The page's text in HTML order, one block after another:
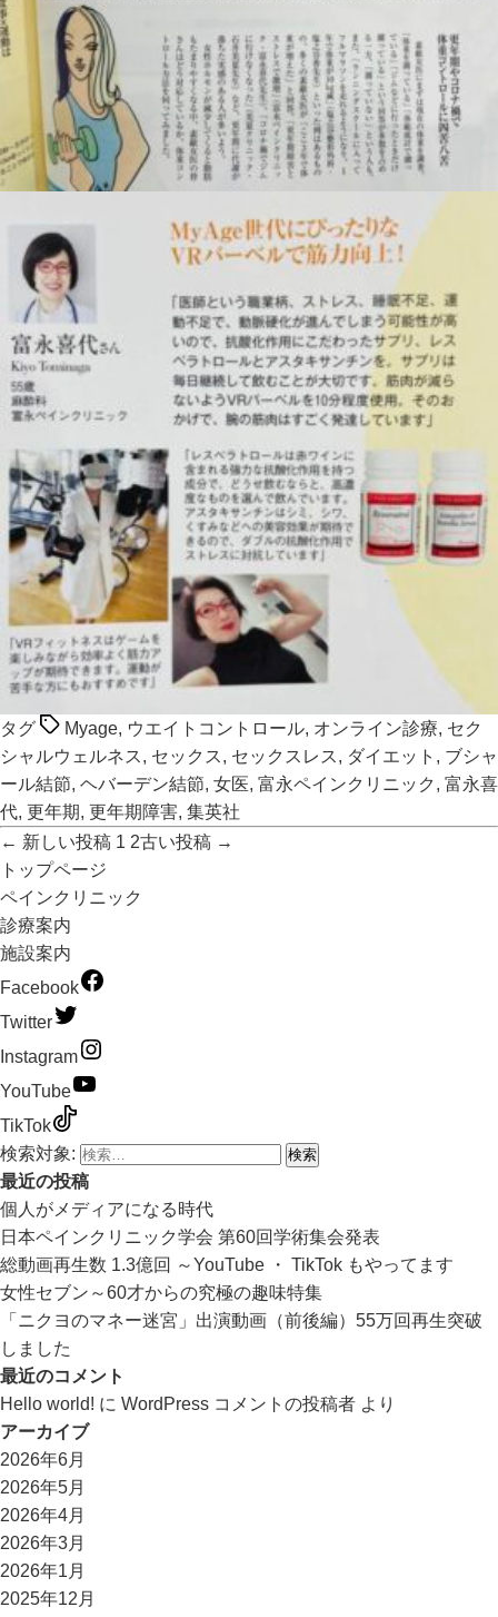
タグ Myage, ウエイトコントロール, オンライン診療, セク
シャルウェルネス, セックス, セックスレス, ダイエット , ブシャ
ール結節, ヘバーデン結節, 女医, 富永ペインクリニック , 富永喜
代, 更年期, 更年期障害, 集英社
← 新しい投稿 1 2古い投稿 →
トップページ
ペインクリニック
診療案内
施設案内
Facebook
Twitter
Instagram
YouTube
TikTok
検索対象:
最近の投稿
個人がメディアになる時代
日本ペインクリニック学会 第60回学術集会発表
総動画再生数 1.3億回 ～YouTube ・ TikTok もやってます
女性セブン～60才からの究極の趣味特集
「ニクヨのマネー迷宮」出演動画（前後編）55万回再生突破
しました
最近のコメント
Hello world! に WordPress コメントの投稿者 より
アーカイブ
2026年6月
2026年5月
2026年4月
2026年3月
2026年1月
2025年12月